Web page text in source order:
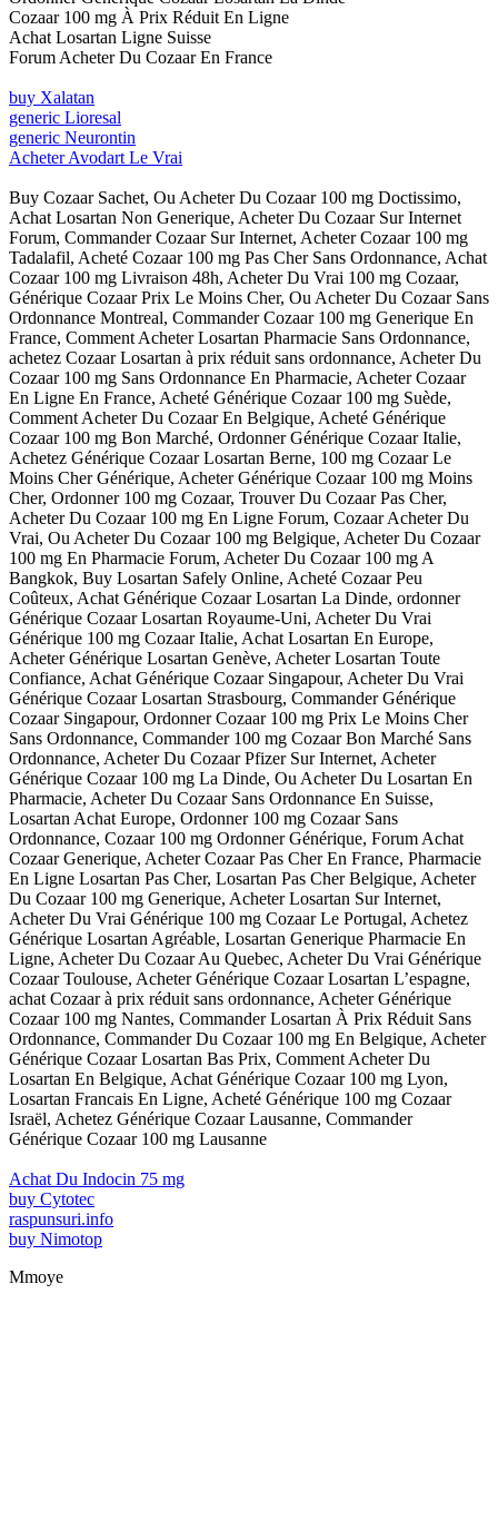
Cozaar 100 mg À Prix Réduit En Ligne
Achat Losartan Ligne Suisse
Forum Acheter Du Cozaar En France
buy Xalatan
generic Lioresal
generic Neurontin
Acheter Avodart Le Vrai
Buy Cozaar Sachet, Ou Acheter Du Cozaar 100 mg Doctissimo,
Achat Losartan Non Generique, Acheter Du Cozaar Sur Internet
Forum, Commander Cozaar Sur Internet, Acheter Cozaar 100 mg
Tadalafil, Acheté Cozaar 100 mg Pas Cher Sans Ordonnance, Achat
Cozaar 100 mg Livraison 48h, Acheter Du Vrai 100 mg Cozaar,
Générique Cozaar Prix Le Moins Cher, Ou Acheter Du Cozaar Sans
Ordonnance Montreal, Commander Cozaar 100 mg Generique En
France, Comment Acheter Losartan Pharmacie Sans Ordonnance,
achetez Cozaar Losartan à prix réduit sans ordonnance, Acheter Du
Cozaar 100 mg Sans Ordonnance En Pharmacie, Acheter Cozaar
En Ligne En France, Acheté Générique Cozaar 100 mg Suède,
Comment Acheter Du Cozaar En Belgique, Acheté Générique
Cozaar 100 mg Bon Marché, Ordonner Générique Cozaar Italie,
Achetez Générique Cozaar Losartan Berne, 100 mg Cozaar Le
Moins Cher Générique, Acheter Générique Cozaar 100 mg Moins
Cher, Ordonner 100 mg Cozaar, Trouver Du Cozaar Pas Cher,
Acheter Du Cozaar 100 mg En Ligne Forum, Cozaar Acheter Du
Vrai, Ou Acheter Du Cozaar 100 mg Belgique, Acheter Du Cozaar
100 mg En Pharmacie Forum, Acheter Du Cozaar 100 mg A
Bangkok, Buy Losartan Safely Online, Acheté Cozaar Peu
Coûteux, Achat Générique Cozaar Losartan La Dinde, ordonner
Générique Cozaar Losartan Royaume-Uni, Acheter Du Vrai
Générique 100 mg Cozaar Italie, Achat Losartan En Europe,
Acheter Générique Losartan Genève, Acheter Losartan Toute
Confiance, Achat Générique Cozaar Singapour, Acheter Du Vrai
Générique Cozaar Losartan Strasbourg, Commander Générique
Cozaar Singapour, Ordonner Cozaar 100 mg Prix Le Moins Cher
Sans Ordonnance, Commander 100 mg Cozaar Bon Marché Sans
Ordonnance, Acheter Du Cozaar Pfizer Sur Internet, Acheter
Générique Cozaar 100 mg La Dinde, Ou Acheter Du Losartan En
Pharmacie, Acheter Du Cozaar Sans Ordonnance En Suisse,
Losartan Achat Europe, Ordonner 100 mg Cozaar Sans
Ordonnance, Cozaar 100 mg Ordonner Générique, Forum Achat
Cozaar Generique, Acheter Cozaar Pas Cher En France, Pharmacie
En Ligne Losartan Pas Cher, Losartan Pas Cher Belgique, Acheter
Du Cozaar 100 mg Generique, Acheter Losartan Sur Internet,
Acheter Du Vrai Générique 100 mg Cozaar Le Portugal, Achetez
Générique Losartan Agréable, Losartan Generique Pharmacie En
Ligne, Acheter Du Cozaar Au Quebec, Acheter Du Vrai Générique
Cozaar Toulouse, Acheter Générique Cozaar Losartan L’espagne,
achat Cozaar à prix réduit sans ordonnance, Acheter Générique
Cozaar 100 mg Nantes, Commander Losartan À Prix Réduit Sans
Ordonnance, Commander Du Cozaar 100 mg En Belgique, Acheter
Générique Cozaar Losartan Bas Prix, Comment Acheter Du
Losartan En Belgique, Achat Générique Cozaar 100 mg Lyon,
Losartan Francais En Ligne, Acheté Générique 100 mg Cozaar
Israël, Achetez Générique Cozaar Lausanne, Commander
Générique Cozaar 100 mg Lausanne
Achat Du Indocin 75 mg
buy Cytotec
raspunsuri.info
buy Nimotop
Mmoye